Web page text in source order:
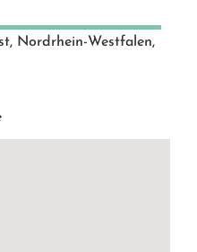
Nordrhein-Westfalen,